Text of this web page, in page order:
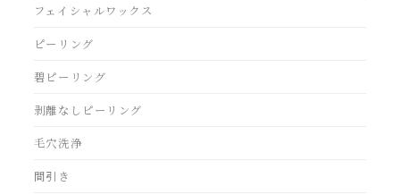
フェイシャルワックス
ピーリング
碧ピーリング
剥離なしピーリング
毛穴洗浄
間引き